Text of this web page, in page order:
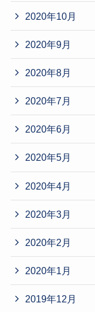
2020年10月
2020年9月
2020年8月
2020年7月
2020年6月
2020年5月
2020年4月
2020年3月
2020年2月
2020年1月
2019年12月